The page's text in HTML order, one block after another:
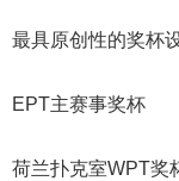
最具原创性的奖杯
EPT主赛事奖杯
荷兰扑克室WPT奖